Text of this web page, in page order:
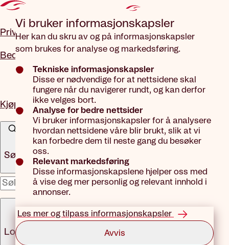
Vi bruker informasjons­kapsler
Her kan du skru av og på informasjonskapsler
som brukes for analyse og markedsføring.
Tekniske informasjonskapsler
Disse er nødvendige for at nettsidene skal
fungere når du navigerer rundt, og kan derfor
ikke velges bort.
Analyse for bedre nettsider
Vi bruker informasjonskapsler for å analysere
hvordan nettsidene våre blir brukt, slik at vi
kan forbedre dem til neste gang du besøker
oss.
Relevant markedsføring
Disse informasjonskapslene hjelper oss med
å vise deg mer personlig og relevant innhold i
annonser.
Les mer og tilpass informasjonskapsler
Avvis
Privat
Bedrift
Kjøp forsikring
Søk
x
Logg inn
Meny